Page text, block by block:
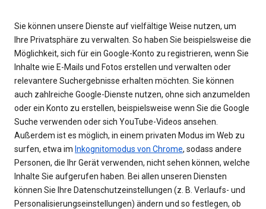
Sie können unsere Dienste auf vielfältige Weise nutzen, um
Ihre Privatsphäre zu verwalten. So haben Sie beispielsweise die
Möglichkeit, sich für ein Google-Konto zu registrieren, wenn Sie
Inhalte wie E-Mails und Fotos erstellen und verwalten oder
relevantere Suchergebnisse erhalten möchten. Sie können
auch zahlreiche Google-Dienste nutzen, ohne sich anzumelden
oder ein Konto zu erstellen, beispielsweise wenn Sie die Google
Suche verwenden oder sich YouTube-Videos ansehen.
Außerdem ist es möglich, in einem privaten Modus im Web zu
surfen, etwa im Inkognitomodus von Chrome, sodass andere
Personen, die Ihr Gerät verwenden, nicht sehen können, welche
Inhalte Sie aufgerufen haben. Bei allen unseren Diensten
können Sie Ihre Datenschutzeinstellungen (z. B. Verlaufs- und
Personalisierungseinstellungen) ändern und so festlegen, ob